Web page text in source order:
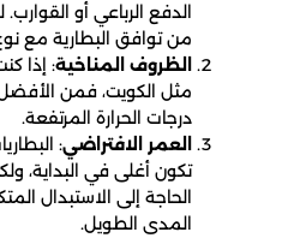
الدفع الرباعي أو
من توافق البطارية مع
الظروف المناخية: إذا
مثل الكويت، فمن الأفضل
درجات الحرارة المرتفعة.
العمر الافتراضي:
تكون أغلى في البداية،
الحاجة إلى الاستبدال
المدى الطويل.